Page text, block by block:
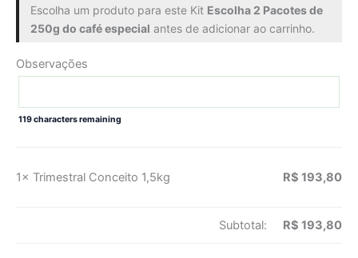
Escolha um produto para este Kit Escolha 2 Pacotes de
250g do café especial antes de adicionar ao carrinho.
Observações
119characters remaining
1× Trimestral Conceito 1,5kg R$ 193,80
Subtotal: R$ 193,80